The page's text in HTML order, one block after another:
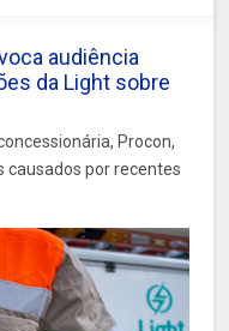
audiência
da Light sobre
Procon,
causados por recentes